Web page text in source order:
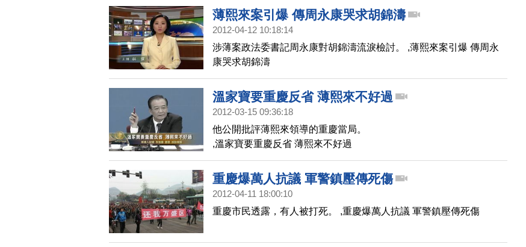
薄熙來案引爆 傳周永康哭求胡錦濤
2012-04-12 10:18:14
涉薄案政法委書記周永康對胡錦濤流淚檢討。 ,薄熙來案引爆 傳周永
康哭求胡錦濤
溫家寶要重慶反省 薄熙來不好過
2012-03-15 09:36:18
他公開批評薄熙來領導的重慶當局。
,溫家寶要重慶反省 薄熙來不好過
重慶爆萬人抗議 軍警鎮壓傳死傷
2012-04-11 18:00:10
重慶市民透露，有人被打死。 ,重慶爆萬人抗議 軍警鎮壓傳死傷